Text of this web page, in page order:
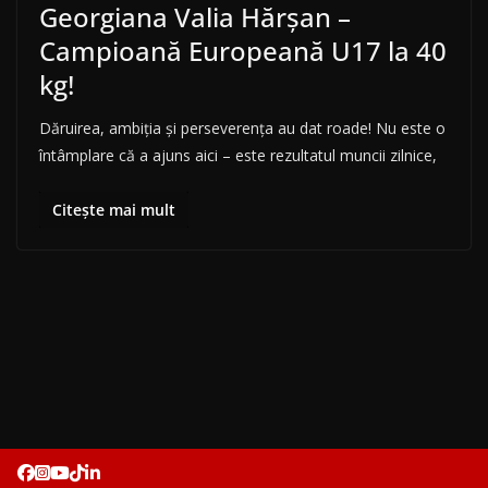
Georgiana Valia Hărșan –
Campioană Europeană U17 la 40
kg!
Dăruirea, ambiția și perseverența au dat roade! Nu este o
întâmplare că a ajuns aici – este rezultatul muncii zilnice,
Citește mai mult